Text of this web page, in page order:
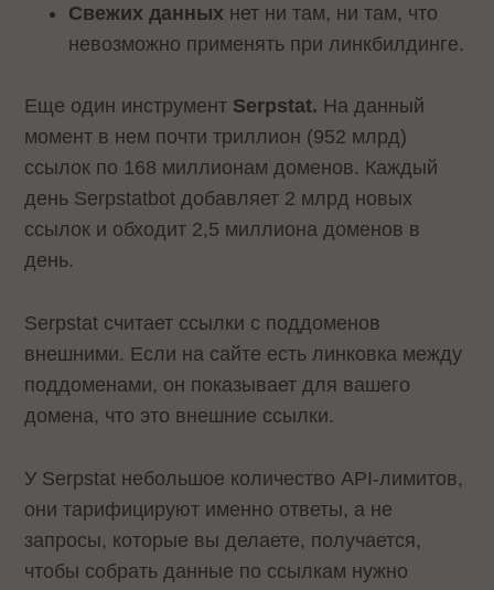
Свежих данных нет ни там, ни там, что
невозможно применять при линкбилдинге.
Еще один инструмент Serpstat. На данный
момент в нем почти триллион (952 млрд)
ссылок по 168 миллионам доменов. Каждый
день Serpstatbot добавляет 2 млрд новых
ссылок и обходит 2,5 миллиона доменов в
день.
Serpstat считает ссылки с поддоменов
внешними. Если на сайте есть линковка между
поддоменами, он показывает для вашего
домена, что это внешние ссылки.
У Serpstat небольшое количество API-лимитов,
они тарифицируют именно ответы, а не
запросы, которые вы делаете, получается,
чтобы собрать данные по ссылкам нужно